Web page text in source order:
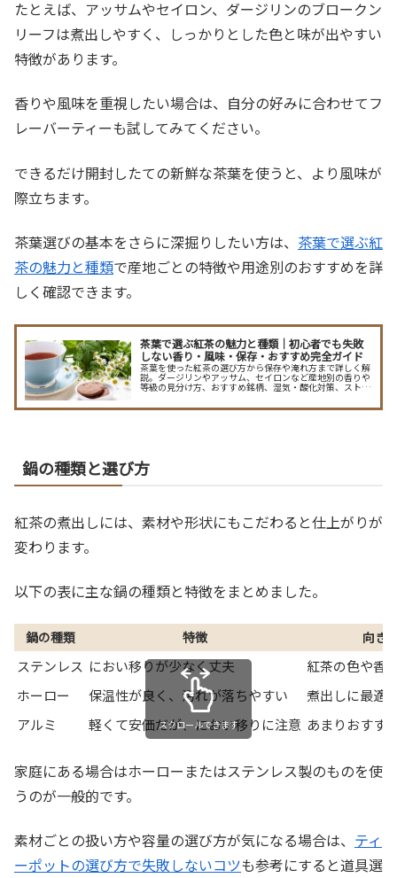
たとえば、アッサムやセイロン、ダージリンのブロークン
リーフは煮出しやすく、しっかりとした色と味が出やすい
特徴があります。
香りや風味を重視したい場合は、自分の好みに合わせてフ
レーバーティーも試してみてください。
できるだけ開封したての新鮮な茶葉を使うと、より風味が
際立ちます。
茶葉選びの基本をさらに深掘りしたい方は、 茶葉で選ぶ紅
茶の魅力と種類で産地ごとの特徴や用途別のおすすめを詳
しく確認できます。
茶葉で選ぶ紅茶の魅力と種類｜初心者でも失敗
しない香り・風味・保存・おすすめ完全ガイド
茶葉を使った紅茶の選び方から保存や淹れ方まで詳しく解
説。ダージリンやアッサム、セイロンなど産地別の香りや
等級の見分け方、おすすめ銘柄、湿気・酸化対策、ストレ
を手軽に楽しめるポイントをまとめました。初心者が迷わ
鍋の種類と選び方
紅茶の煮出しには、素材や形状にもこだわると仕上がりが
変わります。
以下の表に主な鍋の種類と特徴をまとめました。
鍋の種類 特徴 向き
ステンレス におい移りが少なく丈夫
紅茶の色や香
ホーロー
保温性が良く、汚れが落ちやすい
煮出しに最適
アルミ
軽くて安価だが、におい移りに注意 あまりおすす
スクロールできます
家庭にある場合はホーローまたはステンレス製のものを使
うのが一般的です。
素材ごとの扱い方や容量の選び方が気になる場合は、 ティ
ーポットの選び方で失敗しないコツも参考にすると道具選